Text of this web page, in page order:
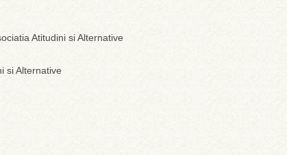
Atitudini si Alternative
si Alternative